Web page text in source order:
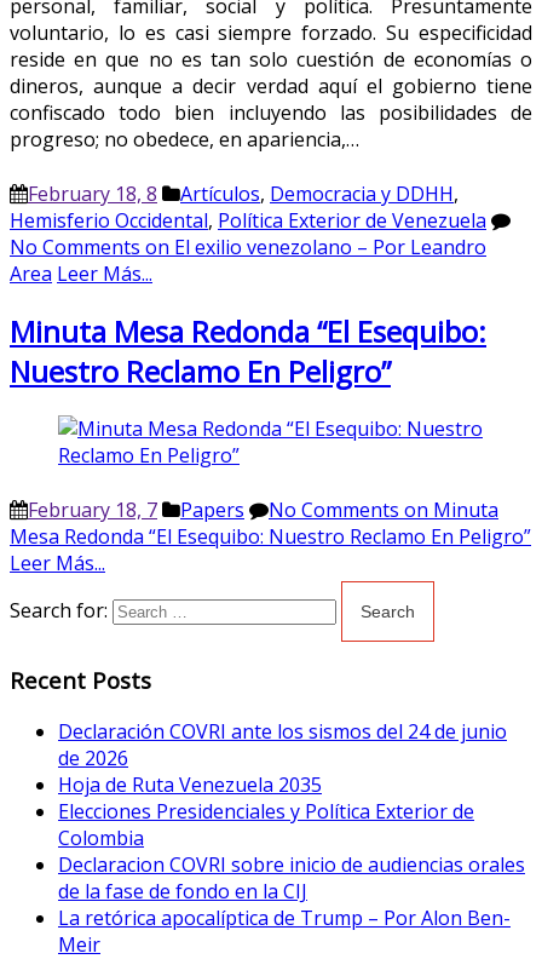
personal, familiar, social y política. Presuntamente
voluntario, lo es casi siempre forzado. Su especificidad
reside en que no es tan solo cuestión de economías o
dineros, aunque a decir verdad aquí el gobierno tiene
confiscado todo bien incluyendo las posibilidades de
progreso; no obedece, en apariencia,…
February 18, 8 Artículos, Democracia y DDHH,
Hemisferio Occidental, Política Exterior de Venezuela
No Comments on El exilio venezolano – Por Leandro
Area Leer Más...
Minuta Mesa Redonda “El Esequibo:
Nuestro Reclamo En Peligro”
February 18, 7 Papers No Comments on Minuta
Mesa Redonda “El Esequibo: Nuestro Reclamo En Peligro”
Leer Más...
Search for:
Recent Posts
Declaración COVRI ante los sismos del 24 de junio
de 2026
Hoja de Ruta Venezuela 2035
Elecciones Presidenciales y Política Exterior de
Colombia
Declaracion COVRI sobre inicio de audiencias orales
de la fase de fondo en la CIJ
La retórica apocalíptica de Trump – Por Alon Ben-
Meir